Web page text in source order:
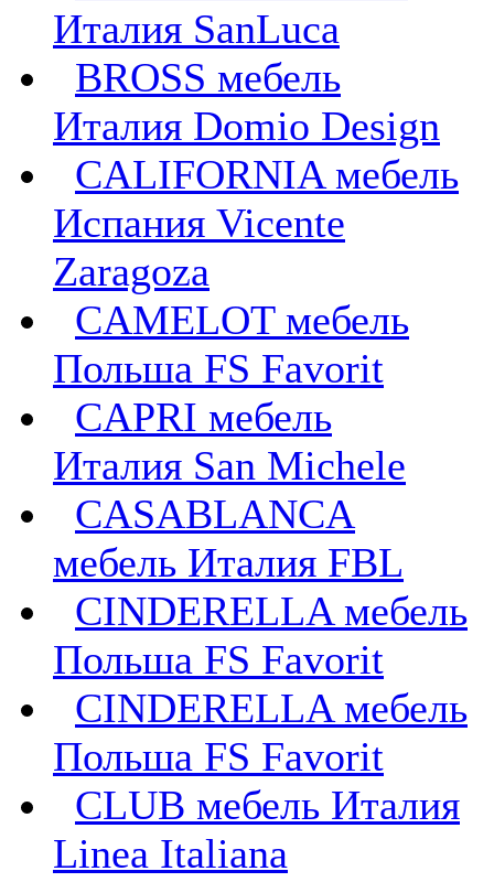
Италия SanLuca
BROSS мебель
Италия Domio Design
CALIFORNIA мебель
Испания Vicente
Zaragoza
CAMELOT мебель
Польша FS Favorit
CAPRI мебель
Италия San Michele
CASABLANCA
мебель Италия FBL
CINDERELLA мебель
Польша FS Favorit
CINDERELLA мебель
Польша FS Favorit
CLUB мебель Италия
Linea Italiana